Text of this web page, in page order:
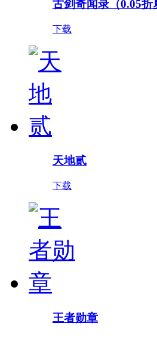
古剑奇闻录（0.05折
下载
天地贰
下载
王者勋章